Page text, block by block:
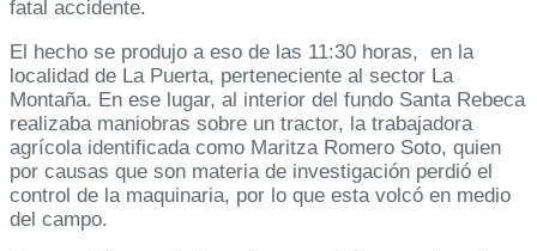
fatal accidente.
El hecho se produjo a eso de las 11:30 horas, en la
localidad de La Puerta, perteneciente al sector La
Montaña. En ese lugar, al interior del fundo Santa Rebeca
realizaba maniobras sobre un tractor, la trabajadora
agrícola identificada como Maritza Romero Soto, quien
por causas que son materia de investigación perdió el
control de la maquinaria, por lo que esta volcó en medio
del campo.